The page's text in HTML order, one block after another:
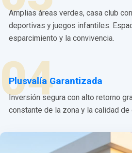
Amplias áreas verdes, casa club
deportivas y juegos infantiles.
esparcimiento y la convivencia.
04
Plusvalía Garantizada
Inversión segura con alto retorno
constante de la zona y la calidad de